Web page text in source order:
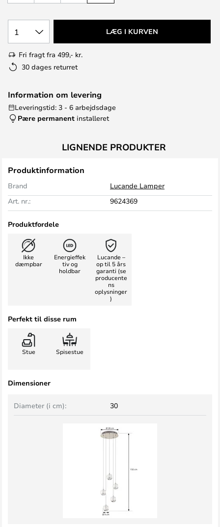
1 LÆG I KURVEN
Fri fragt fra 499,- kr.
30 dages returret
Information om levering
Leveringstid: 3 - 6 arbejdsdage
Pære permanent installeret
LIGNENDE PRODUKTER
Produktinformation
Brand
Lucande Lamper
Art. nr.:
9624369
Produktfordele
Ikke
dæmpbar
Energieffek
tiv og
holdbar
Lucande –
op til 5 års
garanti (se
producente
ns
oplysninger
)
Perfekt til disse rum
Stue Spisestue
Dimensioner
Diameter (i cm): 30